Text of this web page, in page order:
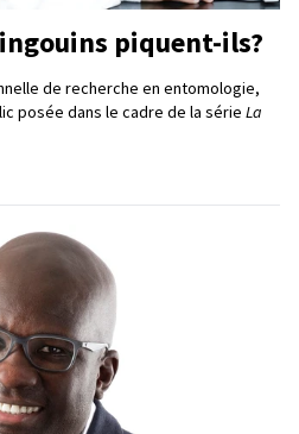
piquent-ils?
de recherche en entomologie,
posée dans le cadre de la série La